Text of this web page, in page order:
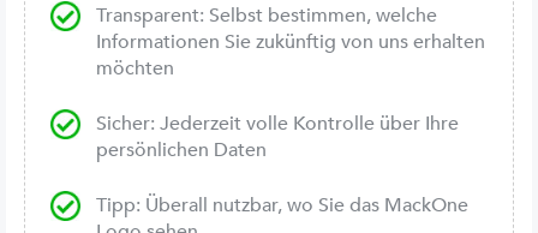
Transparent: Selbst bestimmen, welche
Informationen Sie zukünftig von uns erhalten
möchten
Sicher: Jederzeit volle Kontrolle über Ihre
persönlichen Daten
Tipp: Überall nutzbar, wo Sie das MackOne